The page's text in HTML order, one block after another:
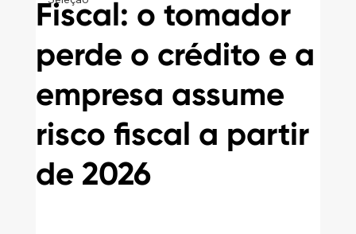
Fiscal: o tomador
perde o crédito e a
empresa assume
risco fiscal a partir
de 2026